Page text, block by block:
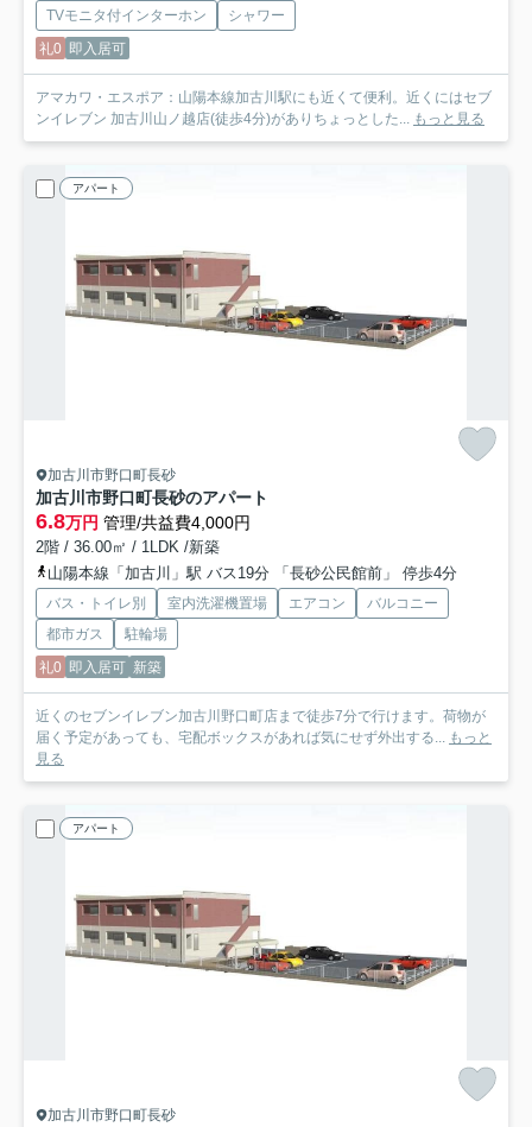
TVモニタ付インターホン
シャワー
礼0 即入居可
アマカワ・エスポア：山陽本線加古川駅にも近くて便利。近くにはセブ
ンイレブン 加古川山ノ越店(徒歩4分)がありちょっとした... もっと見る
アパート
加古川市野口町長砂
加古川市野口町長砂のアパート
6.8万円 管理/共益費4,000円
2階 / 36.00㎡ / 1LDK /新築
山陽本線「加古川」駅 バス19分 「長砂公民館前」 停歩4分
バス・トイレ別 室内洗濯機置場 エアコン
バルコニー
都市ガス
駐輪場
礼0 即入居可 新築
近くのセブンイレブン加古川野口町店まで徒歩7分で行けます。荷物が
届く予定があっても、宅配ボックスがあれば気にせず外出する... もっと
見る
アパート
加古川市野口町長砂